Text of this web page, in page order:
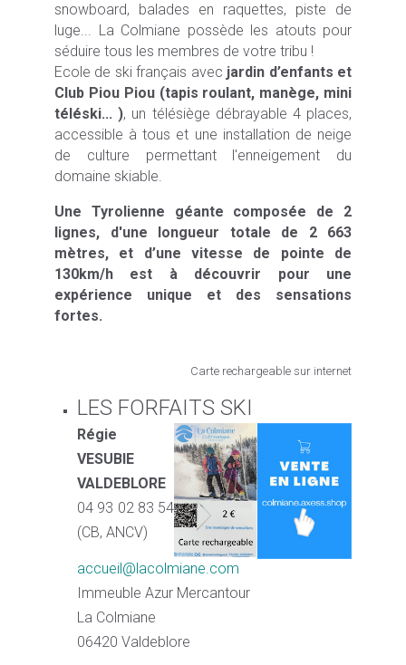
snowboard, balades en raquettes, piste de
luge... La Colmiane possède les atouts pour
séduire tous les membres de votre tribu !
Ecole de ski français avec jardin d’enfants et
Club Piou Piou (tapis roulant, manège, mini
téléski... ), un télésiège débrayable 4 places,
accessible à tous et une installation de neige
de culture permettant l'enneigement du
domaine skiable.
Une Tyrolienne géante composée de 2
lignes, d'une longueur totale de 2 663
mètres, et d’une vitesse de pointe de
130km/h est à découvrir pour une
expérience unique et des sensations
fortes.
Carte rechargeable sur internet
LES FORFAITS SKI
Régie
VESUBIE
VALDEBLORE
04 93 02 83 54
(CB, ANCV)
accueil@lacolmiane.com
Immeuble Azur Mercantour
La Colmiane
06420 Valdeblore